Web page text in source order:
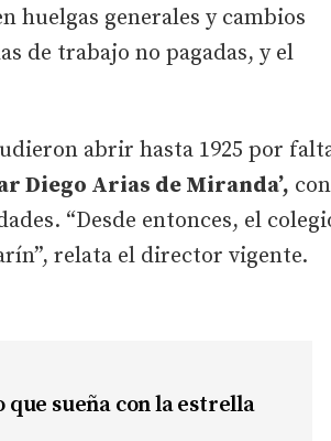
huelgas generales y cambios
de trabajo no pagadas, y el
abrir hasta 1925 por
Diego Arias de Miranda’, con
“Desde entonces, el
relata el director vigente.
sueña con la estrella